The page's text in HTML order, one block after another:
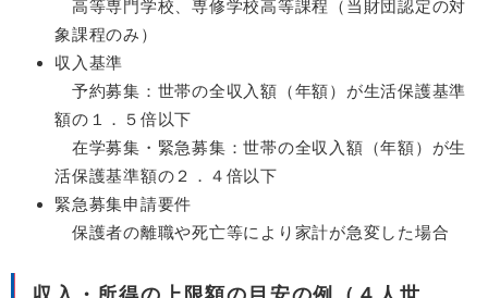
高等専門学校、専修学校高等課程（当財団認定の対
象課程のみ）
収入基準
予約募集：世帯の全収入額（年額）が生活保護基準
額の１．５倍以下
在学募集・緊急募集：世帯の全収入額（年額）が生
活保護基準額の２．４倍以下
緊急募集申請要件
保護者の離職や死亡等により家計が急変した場合